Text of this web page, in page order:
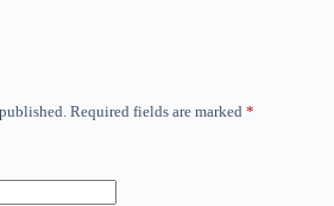
Required fields are marked *